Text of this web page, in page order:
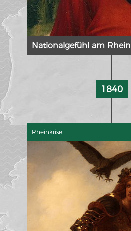
Nationalgefühl am Rhein
1840
Rheinkrise